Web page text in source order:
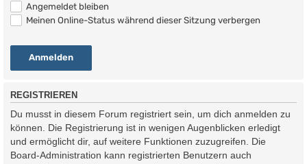
Angemeldet bleiben
Meinen Online-Status während dieser Sitzung verbergen
REGISTRIEREN
Du musst in diesem Forum registriert sein, um dich anmelden zu
können. Die Registrierung ist in wenigen Augenblicken erledigt
und ermöglicht dir, auf weitere Funktionen zuzugreifen. Die
Board-Administration kann registrierten Benutzern auch